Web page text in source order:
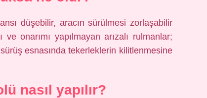
düşebilir, aracın sürülmesi zorlaşabilir
onarımı yapılmayan arızalı rulmanlar;
esnasında tekerleklerin kilitlenmesine
nasıl yapılır?